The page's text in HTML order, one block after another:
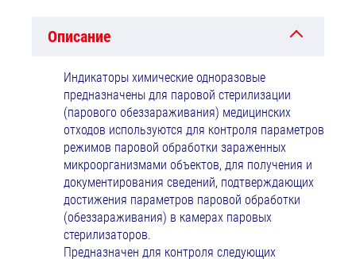
Описание
Индикаторы химические одноразовые
предназначены для паровой стерилизации
(парового обеззараживания) медицинских
отходов используются для контроля параметров
режимов паровой обработки зараженных
микроорганизмами объектов, для получения и
документирования сведений, подтверждающих
достижения параметров паровой обработки
(обеззараживания) в камерах паровых
стерилизаторов.
Предназначен для контроля следующих